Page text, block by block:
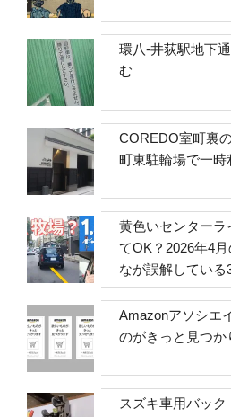
環八-井荻駅地下
む
COREDO室町裏
町東駐輪場で一時
黄色いセンター
てOK？2026年4
なが誤解している
Amazonアソシエ
のがきっと見つか
スズキ車用バッ